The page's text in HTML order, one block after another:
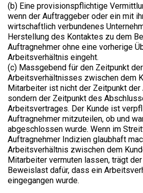
(b) Eine provisionspflichtige
wenn der Auftraggeber oder ein mit
wirtschaftlich verbundenes
Herstellung des Kontaktes zu dem
Auftragnehmer ohne eine vorherige
Arbeitsverhältnis eingeht.
(c) Massgebend für den Zeitpunkt
Arbeitsverhältnisses zwischen dem
Mitarbeiter ist nicht der Zeitpunkt der
sondern der Zeitpunkt des
Arbeitsvertrages. Der Kunde ist
Auftragnehmer mitzuteilen, ob und
abgeschlossen wurde. Wenn im
Auftragnehmer Indizien glaubhaft
Arbeitsverhältnis zwischen dem
Mitarbeiter vermuten lassen, trägt
Beweislast dafür, dass ein
eingegangen wurde.